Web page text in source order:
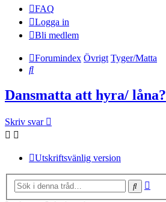
FAQ
Logga in
Bli medlem
Forumindex Övrigt Tyger/Matta
Sök
Dansmatta att hyra/ låna?
Skriv svar
Utskriftsvänlig version
Sök